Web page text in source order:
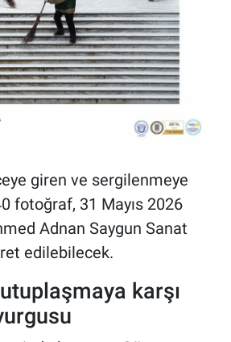
giren ve sergilenmeye
fotoğraf, 31 Mayıs 2026
Adnan Saygun Sanat
edilebilecek.
karşı